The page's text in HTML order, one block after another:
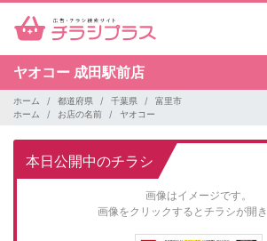
ヤオコー 成田駅前店
ホーム 都道府県 千葉県
富里市
ホーム
お店の名前 ヤオコー
本日公開中のチラシ
画像はイメージです。
画像をクリックするとチラシが開き